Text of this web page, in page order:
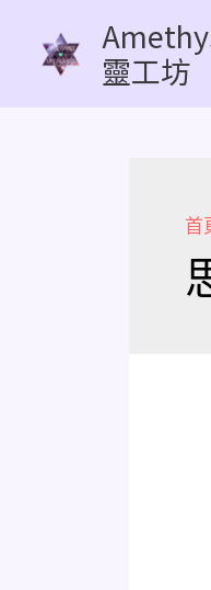
靈工坊
首